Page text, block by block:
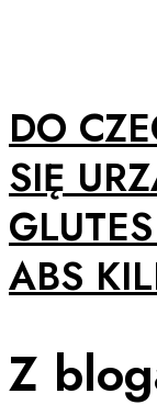
DO
SIĘ
ABS
Z